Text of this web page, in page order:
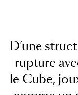
D’une
rupture
le Cube,